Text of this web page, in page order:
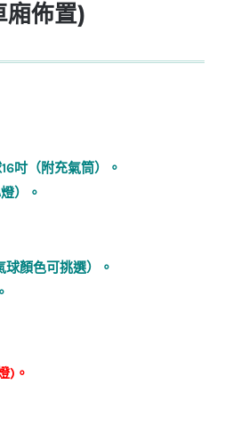
廂佈置)
吋（附充氣筒）。
）。
顏色可挑選）。
)。